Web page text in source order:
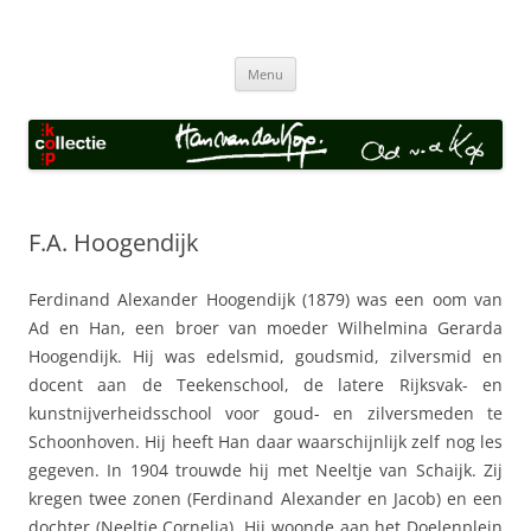
Menu
inhoud
F.A. Hoogendijk
Ferdinand Alexander Hoogendijk (1879) was een oom van
Ad en Han, een broer van moeder Wilhelmina Gerarda
Hoogendijk. Hij was edelsmid, goudsmid, zilversmid en
docent aan de Teekenschool, de latere Rijksvak- en
kunstnijverheidsschool voor goud- en zilversmeden te
Schoonhoven. Hij heeft Han daar waarschijnlijk zelf nog les
gegeven. In 1904 trouwde hij met Neeltje van Schaijk. Zij
kregen twee zonen (Ferdinand Alexander en Jacob) en een
dochter (Neeltje Cornelia). Hij woonde aan het Doelenplein